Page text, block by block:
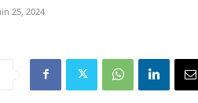
25, 2024